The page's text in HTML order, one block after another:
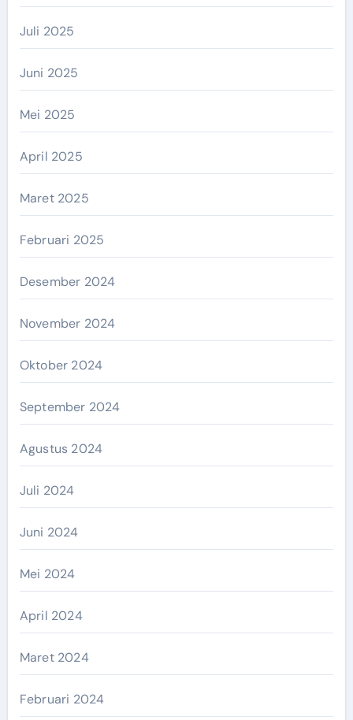
Juli 2025
Juni 2025
Mei 2025
April 2025
Maret 2025
Februari 2025
Desember 2024
November 2024
Oktober 2024
September 2024
Agustus 2024
Juli 2024
Juni 2024
Mei 2024
April 2024
Maret 2024
Februari 2024